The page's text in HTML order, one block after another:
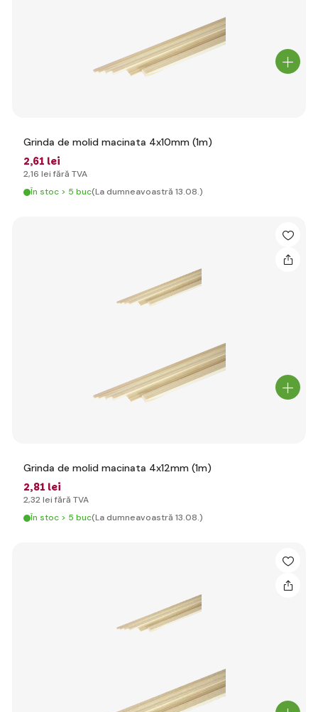
Grinda de molid macinata 4x10mm (1m)
2,61 lei
2,16 lei fără TVA
În stoc > 5 buc(La dumneavoastră 13.08.)
Grinda de molid macinata 4x12mm (1m)
2,81 lei
2,32 lei fără TVA
În stoc > 5 buc(La dumneavoastră 13.08.)